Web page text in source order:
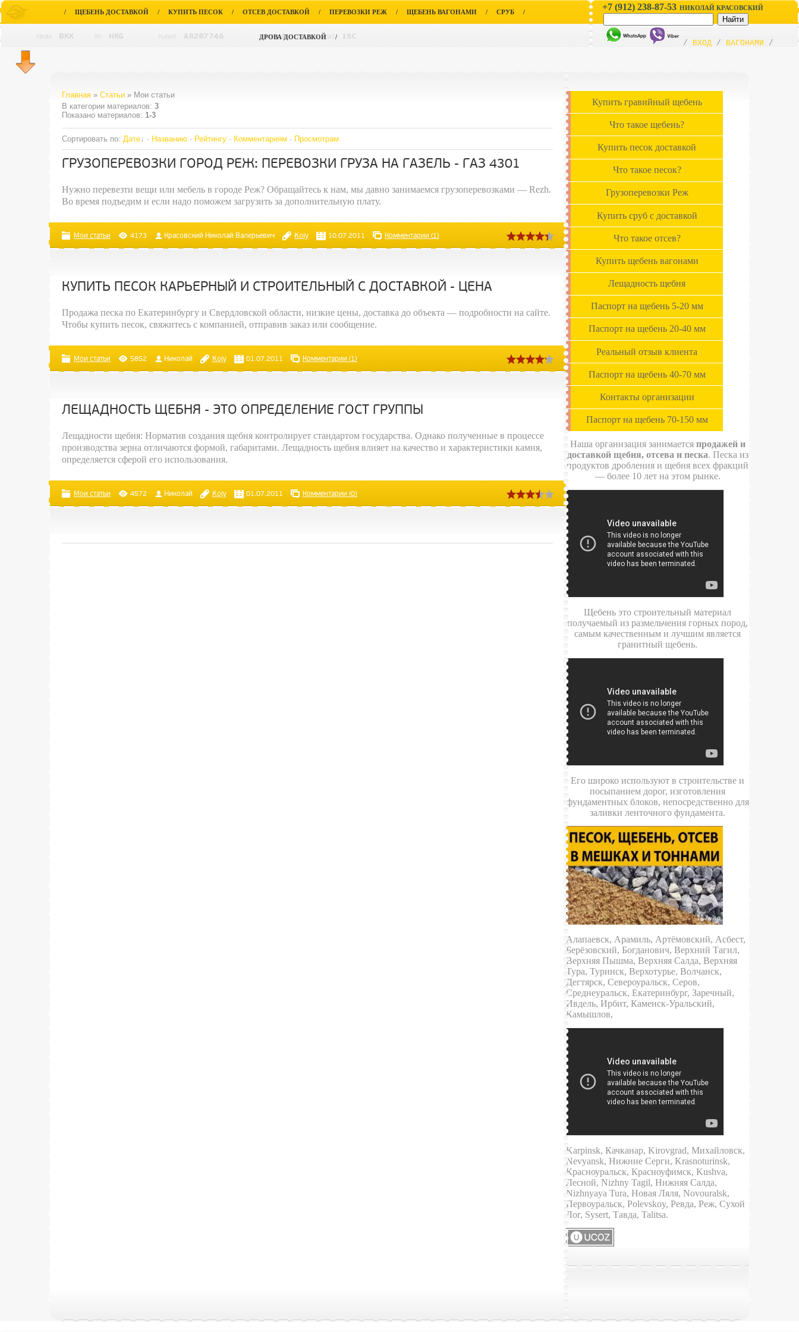
/ ЩЕБЕНЬ ДОСТАВКОЙ / КУПИТЬ ПЕСОК / ОТСЕВ ДОСТАВКОЙ / ПЕРЕВОЗКИ РЕЖ / ЩЕБЕНЬ ВАГОНАМИ / СРУБ /
ДРОВА ДОСТАВКОЙ /
+7 (912) 238-87-53 НИКОЛАЙ КРАСОВСКИЙ
/ ВХОД / ВАГОНАМИ /
Главная » Статьи » Мои статьи
В категории материалов: 3
Показано материалов: 1-3
Сортировать по: Дате · Названию · Рейтингу · Комментариям · Просмотрам
ГРУЗОПЕРЕВОЗКИ ГОРОД РЕЖ: ПЕРЕВОЗКИ ГРУЗА НА ГАЗЕЛЬ - ГАЗ 4301
Нужно перевезти вещи или мебель в городе Реж? Обращайтесь к нам, мы давно занимаемся грузоперевозками — Rezh.
Во время подъедим и если надо поможем загрузить за дополнительную плату.
Мои статьи 4173 Красовский Николай Валерьевич Koly 10.07.2011 Комментарии (1)
КУПИТЬ ПЕСОК КАРЬЕРНЫЙ И СТРОИТЕЛЬНЫЙ С ДОСТАВКОЙ - ЦЕНА
Продажа песка по Екатеринбургу и Свердловской области, низкие цены, доставка до объекта — подробности на сайте.
Чтобы купить песок, свяжитесь с компанией, отправив заказ или сообщение.
Мои статьи 5852 Николай Koly 01.07.2011 Комментарии (1)
ЛЕЩАДНОСТЬ ЩЕБНЯ - ЭТО ОПРЕДЕЛЕНИЕ ГОСТ ГРУППЫ
Лещадности щебня: Норматив создания щебня контролирует стандартом государства. Однако полученные в процессе
производства зерна отличаются формой, габаритами. Лещадность щебня влияет на качество и характеристики камня,
определяется сферой его использования.
Мои статьи 4572 Николай Koly 01.07.2011 Комментарии (0)
Купить гравийный щебень
Что такое щебень?
Купить песок доставкой
Что такое песок?
Грузоперевозки Реж
Купить сруб с доставкой
Что такое отсев?
Купить щебень вагонами
Лещадность щебня
Паспорт на щебень 5-20 мм
Паспорт на щебень 20-40 мм
Реальный отзыв клиента
Паспорт на щебень 40-70 мм
Контакты организации
Паспорт на щебень 70-150 мм
Наша организация занимается продажей и
доставкой щебня, отсева и песка. Песка из
продуктов дробления и щебня всех фракций
— более 10 лет на этом рынке.
Щебень это строительный материал
получаемый из размельчения горных пород,
самым качественным и лучшим является
гранитный щебень.
Его широко используют в строительстве и
посыпанием дорог, изготовления
фундаментных блоков, непосредственно для
заливки ленточного фундамента.
Алапаевск, Арамиль, Артёмовский, Асбест,
Берёзовский, Богданович, Верхний Тагил,
Верхняя Пышма, Верхняя Салда, Верхняя
Тура, Туринск, Верхотурье, Волчанск,
Дегтярск, Североуральск, Серов,
Среднеуральск, Екатеринбург, Заречный,
Ивдель, Ирбит, Каменск-Уральский,
Камышлов,
Karpinsk, Качканар, Kirovgrad, Михайловск,
Nevyansk, Нижние Серги, Krasnoturinsk,
Красноуральск, Красноуфимск, Kushva,
Лесной, Nizhny Tagil, Нижняя Салда,
Nizhnyaya Tura, Новая Ляля, Novouralsk,
Первоуральск, Polevskoy, Ревда, Реж, Сухой
Лог, Sysert, Тавда, Talitsa.